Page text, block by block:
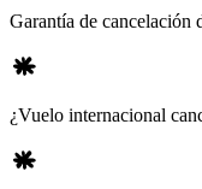
Garantía de cancelación
¿Vuelo internacional